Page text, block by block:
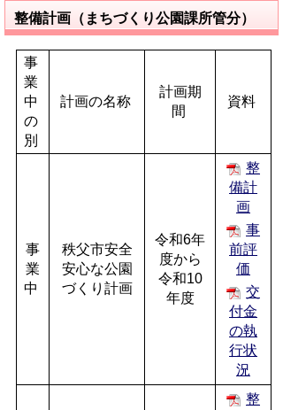
整備計画（まちづくり公園課所管分）
事
業
中
の
別
計画の名称
計画期
間
資料
事
業
中
秩父市安全
安心な公園
づくり計画
令和6年
度から
令和10
年度
整
備計
画
事
前評
価
交
付金
の執
行状
況
整